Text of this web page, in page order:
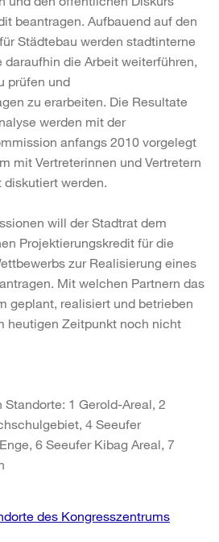
beantragen. Aufbauend auf den
Städtebau werden stadtinterne
die Arbeit weiterführen,
prüfen und
zu erarbeiten. Die Resultate
werden mit der
anfangs 2010 vorgelegt
mit Vertreterinnen und Vertretern
werden.
will der Stadtrat dem
Projektierungskredit für die
zur Realisierung eines
Mit welchen Partnern das
geplant, realisiert und betrieben
heutigen Zeitpunkt noch nicht
1 Gerold-Areal, 2
4 Seeufer
6 Seeufer Kibag Areal, 7
des Kongresszentrums